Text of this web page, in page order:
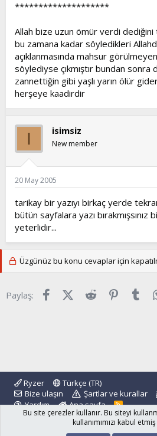
********************
Allah bize uzun ömür verdi
bu zamana kadar söyledikleri
açıklanmasında mahsur
söylediyse çıkmıştır bundan sonra
zannettiğin gibi yaşlı yarın ölür
herşeye kaadirdir
I isimsiz
New member
20 May 2005
tarikay bir yazıyı birkaç yerde
bütün sayfalara yazı bırakmışsınız
yeterlidir...
Üzgünüz bu konu cevaplar için
Paylaş: FacebookX (Twitter)
Reddit
Ryzer
Türkçe (TR)
Bize ulaşın
Şartlar ve kurallar
Yardım
Ana sayfa
R
S
S
Community platform by XenForo ® © 2010-2024
Bu site çerezler kullanır. Bu siteyi
kullanımımızı kabul